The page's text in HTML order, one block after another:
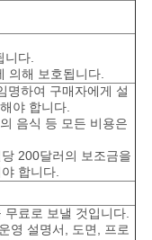
니다.
의해 보호됩니다.
명하여 구매자에게 설
야 합니다.
음식 등 모든 비용은
200달러의 보조금을
합니다.
무료로 보낼 것입니다.
영 설명서, 도면, 프로